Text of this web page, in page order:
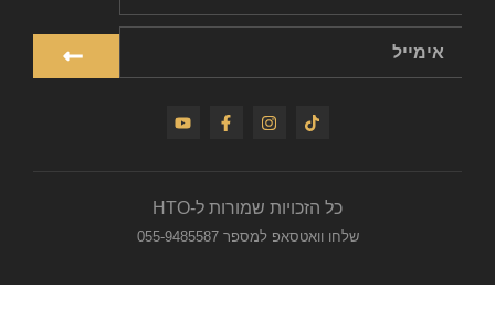
כל הזכויות שמורות ל-HTO
שלחו וואטסאפ למספר 055-9485587